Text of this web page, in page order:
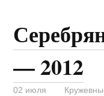
— 2012
02 июля